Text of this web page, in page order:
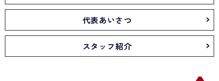
代表あいさつ
スタッフ紹介